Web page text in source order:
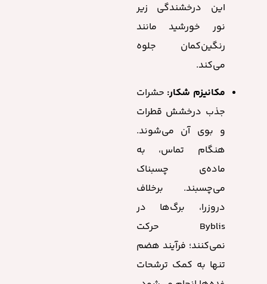
این درخشندگی زیر
نور خورشید مانند
رنگین‌کمان جلوه
می‌کند.
مکانیزم شکار: حشرات
جذب درخشش قطرات
و بوی آن می‌شوند.
هنگام تماس، به
ماده‌ی چسبناک
می‌چسبند. برخلاف
دروزرا، برگ‌ها در
Byblis حرکت
نمی‌کنند؛ فرآیند هضم
تنها به کمک ترشحات